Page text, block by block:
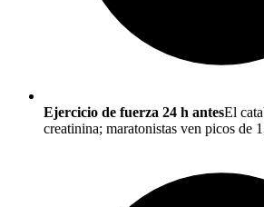
Ejercicio de fuerza 24 h antesEl
creatinina; maratonistas ven picos de